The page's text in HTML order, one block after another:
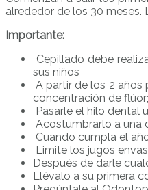
alrededor de los 30 meses.
Importante:
Cepillado debe
sus niños
A partir de los 2 años
concentración de
Pasarle el hilo dental
Acostumbrarlo a una
Cuando cumpla el
Limite los jugos
Después de darle
Llévalo a su primera